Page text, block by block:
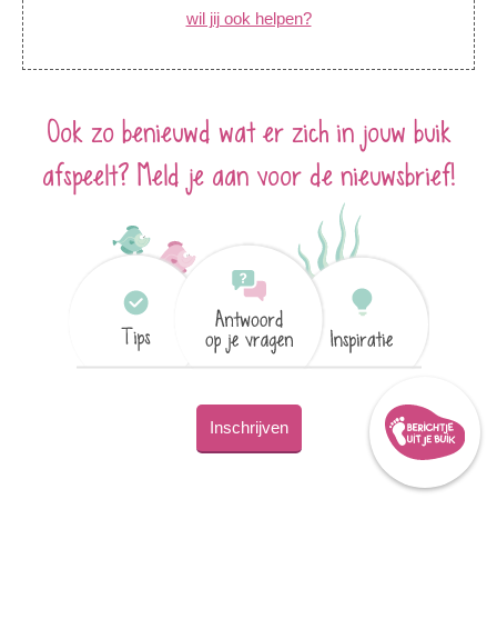
wil jij ook helpen?
Ook zo benieuwd wat er zich in jouw buik
afspeelt? Meld je aan voor de nieuwsbrief!
Inschrijven